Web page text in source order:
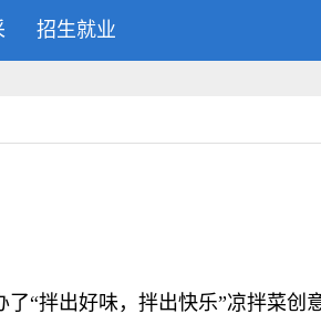
招生就业
“拌出好味，拌出快乐”凉拌菜创